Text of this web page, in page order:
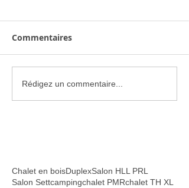
Commentaires
Rédigez un commentaire...
Chalet en boisDuplexSalon HLL PRL
Salon Settcampingchalet PMRchalet TH XL